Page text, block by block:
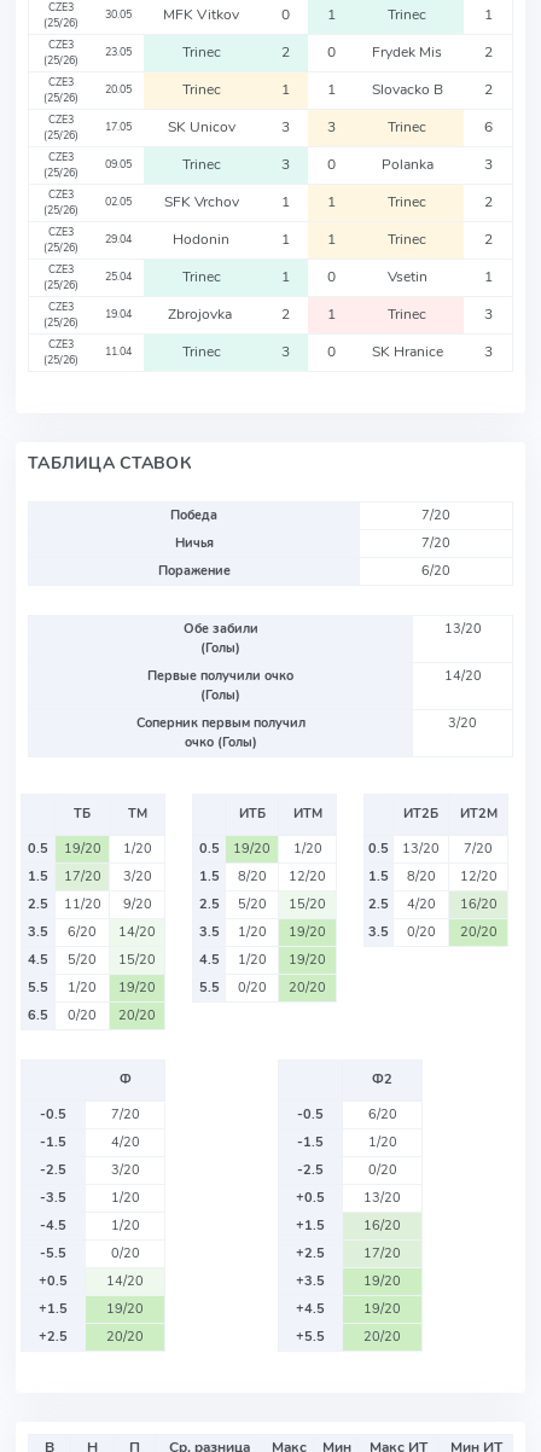
CZE3
(25/26)
30.05 MFK Vitkov 0 1 Trinec 1
CZE3
(25/26)
23.05 Trinec 2 0 Frydek Mis 2
CZE3
(25/26)
20.05 Trinec 1 1 Slovacko B 2
CZE3
(25/26)
17.05 SK Unicov 3 3 Trinec 6
CZE3
(25/26)
09.05 Trinec 3 0 Polanka 3
CZE3
(25/26)
02.05 SFK Vrchov 1 1 Trinec 2
CZE3
(25/26)
29.04 Hodonin 1 1 Trinec 2
CZE3
(25/26)
25.04 Trinec 1 0 Vsetin 1
CZE3
(25/26)
19.04 Zbrojovka 2 1 Trinec 3
CZE3
(25/26)
11.04 Trinec 3 0 SK Hranice 3
ТАБЛИЦА СТАВОК
Победа
7/20
Ничья
7/20
Поражение
6/20
Обе забили
(Голы)
13/20
Первые получили очко
(Голы)
14/20
Соперник первым получил
очко (Голы)
3/20
ТБ
ТМ
0.5
19/20
1/20
1.5
17/20
3/20
2.5
11/20
9/20
3.5
6/20
14/20
4.5
5/20
15/20
5.5
1/20
19/20
6.5
0/20 20/20
ИТБ
ИТМ
0.5
19/20
1/20
1.5
8/20
12/20
2.5
5/20
15/20
3.5
1/20
19/20
4.5
1/20
19/20
5.5
0/20 20/20
ИТ2Б
ИТ2М
0.5
13/20
7/20
1.5
8/20
12/20
2.5
4/20
16/20
3.5
0/20 20/20
Ф
-0.5
7/20
-1.5
4/20
-2.5
3/20
-3.5
1/20
-4.5
1/20
-5.5
0/20
+0.5
14/20
+1.5
19/20
+2.5
20/20
Ф2
-0.5
6/20
-1.5
1/20
-2.5
0/20
+0.5
13/20
+1.5
16/20
+2.5
17/20
+3.5
19/20
+4.5
19/20
+5.5
20/20
В Н П Ср. разница Макс Мин Макс ИТ
Мин ИТ